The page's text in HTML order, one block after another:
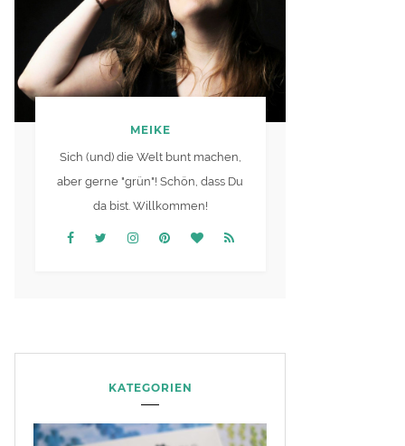
MEIKE
Sich (und) die Welt bunt machen,
aber gerne "grün"! Schön, dass Du
da bist. Willkommen!
KATEGORIEN